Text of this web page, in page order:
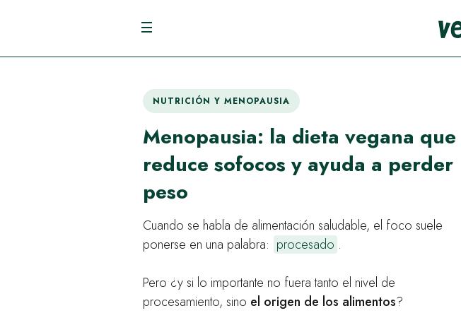
NUTRICIÓN Y MENOPAUSIA
Menopausia: la dieta vegana que
reduce sofocos y ayuda a perder
peso
Cuando se habla de alimentación saludable, el foco suele
ponerse en una palabra: procesado .
Pero ¿y si lo importante no fuera tanto el nivel de
procesamiento, sino el origen de los alimentos?